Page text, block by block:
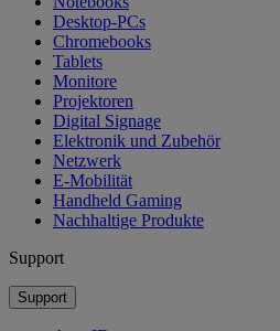
Desktop-PCs
Chromebooks
Tablets
Monitore
Projektoren
Digital Signage
Elektronik und Zubehör
Netzwerk
E-Mobilität
Handheld Gaming
Nachhaltige Produkte
Support
Support